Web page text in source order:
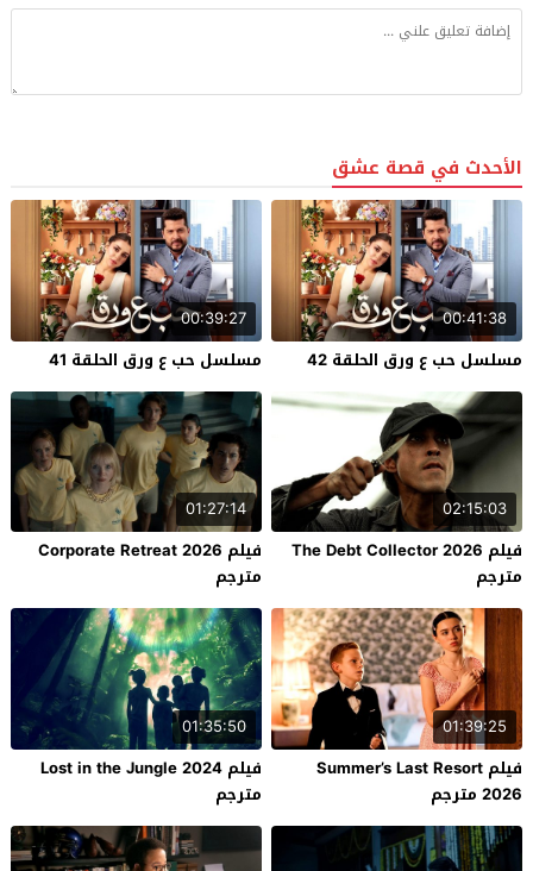
الأحدث في قصة عشق
00:41:38
مسلسل حب ع ورق الحلقة 42
00:39:27
مسلسل حب ع ورق الحلقة 41
02:15:03
فيلم The Debt Collector 2026
مترجم
01:27:14
فيلم Corporate Retreat 2026
مترجم
01:39:25
فيلم Summer’s Last Resort
2026 مترجم
01:35:50
فيلم Lost in the Jungle 2024
مترجم